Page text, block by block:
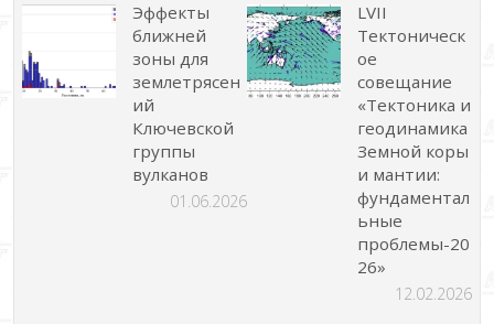
Эффекты
ближней
зоны для
землетрясен
ий
Ключевской
группы
вулканов
01.06.2026
LVII
Тектоническ
ое
совещание
«Тектоника и
геодинамика
Земной коры
и мантии:
фундаментал
ьные
проблемы-20
26»
12.02.2026